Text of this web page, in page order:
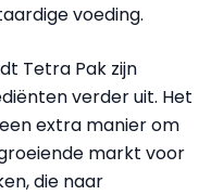
voeding.
Tetra Pak zijn
verder uit. Het
extra manier om
markt voor
die naar